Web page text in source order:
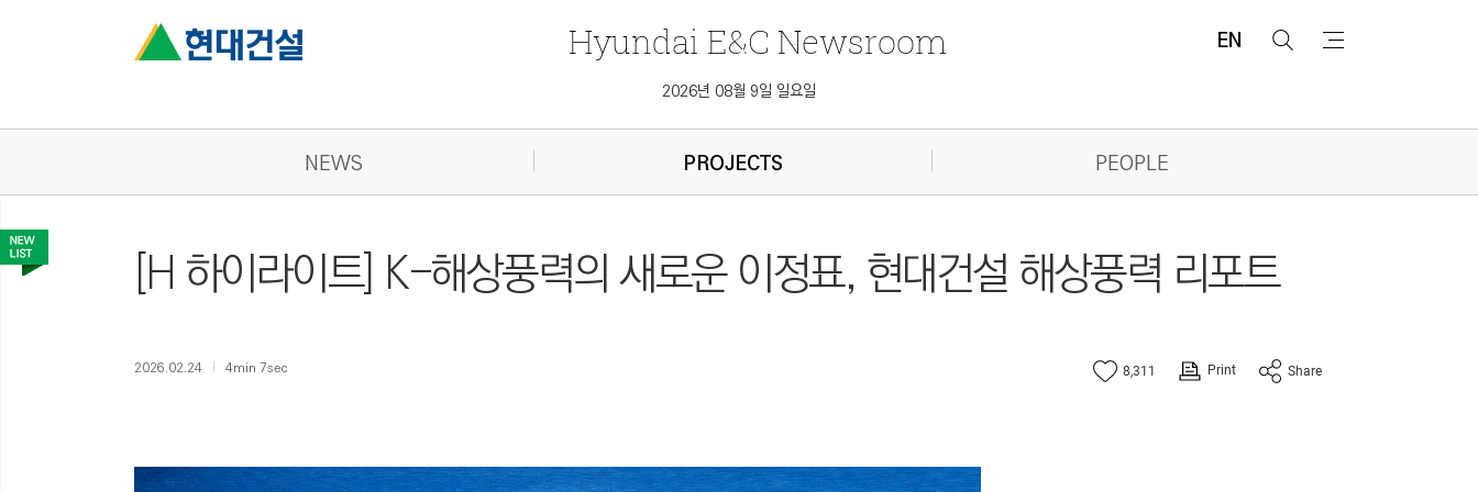
Hyundai E&C Newsroom EN
검
2026년 08월 9일 일요일
NEWS PROJECTS PEOPLE
[H 하이라이트] K-해상풍력의 새로운 이정표, 현대건설 해상풍력 리포트
2026.02.24 4min 7sec 8,311 Print Share